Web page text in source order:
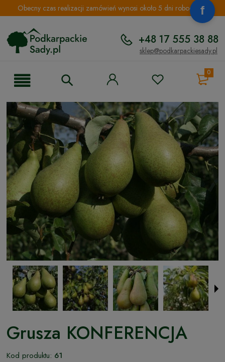
Obecny czas realizacji zamówień wynosi około 5 dni roboczych.
+48 17 555 38 88
sklep@podkarpackiesady.pl
0
Grusza KONFERENCJA
Kod produktu: 61